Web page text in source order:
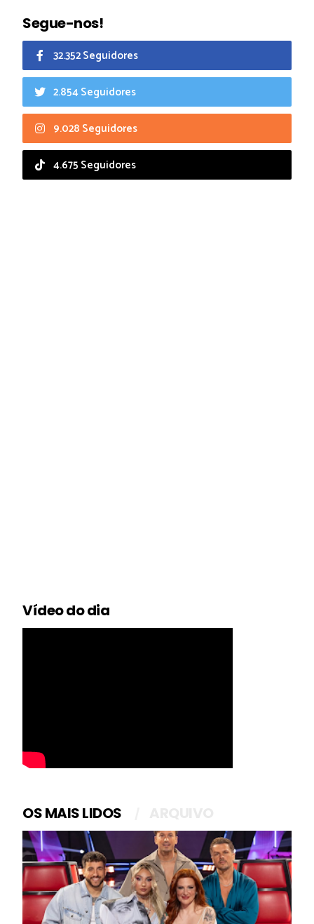
Segue-nos!
32.352 Seguidores
2.854 Seguidores
9.028 Seguidores
4.675 Seguidores
Vídeo do dia
OS MAIS LIDOS